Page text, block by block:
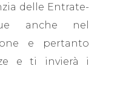
delle Entrate-
anche nel
e pertanto
e ti invierà i